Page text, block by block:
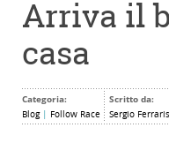
Arriva il
casa
Categoria:
Blog| Follow Race
Scritto da:
Sergio Ferraris